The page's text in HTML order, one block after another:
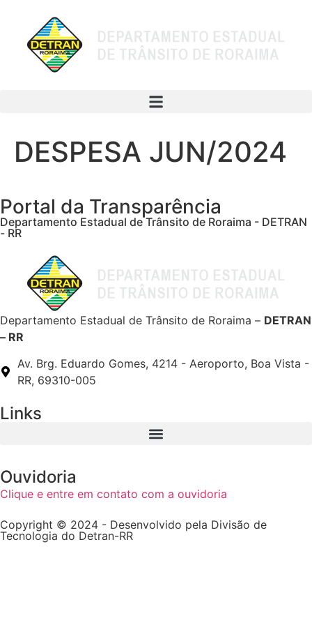
DESPESA JUN/2024
Portal da Transparência
Departamento Estadual de Trânsito de Roraima - DETRAN
- RR
Departamento Estadual de Trânsito de Roraima – DETRAN
– RR
Av. Brg. Eduardo Gomes, 4214 - Aeroporto, Boa Vista -
RR, 69310-005
Links
Ouvidoria
Clique e entre em contato com a ouvidoria
Copyright © 2024 - Desenvolvido pela Divisão de
Tecnologia do Detran-RR